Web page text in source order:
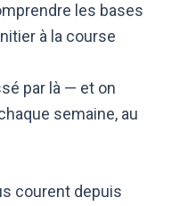
les bases
à la course
par là — et on
semaine, au
courent depuis